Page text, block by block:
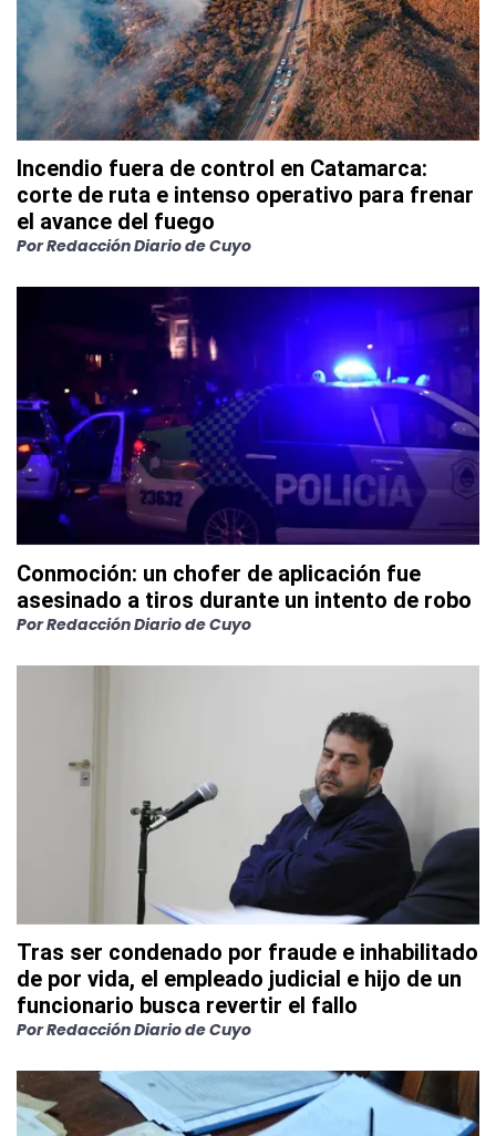
Incendio fuera de control en Catamarca:
corte de ruta e intenso operativo para frenar
el avance del fuego
PorRedacción Diario de Cuyo
Conmoción: un chofer de aplicación fue
asesinado a tiros durante un intento de robo
PorRedacción Diario de Cuyo
Tras ser condenado por fraude e inhabilitado
de por vida, el empleado judicial e hijo de un
funcionario busca revertir el fallo
PorRedacción Diario de Cuyo